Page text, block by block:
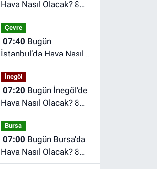
Hava Nasıl Olacak? 8
Ağustos Cumartesi
Ankara Hava Durumu
Çevre
07:40
İstanbul’da Hava Nasıl
Olacak? 8 Ağustos
Cumartesi İstanbul
Hava Durumu
İnegöl
07:20
Hava Nasıl Olacak? 8
Ağustos Cumartesi
İnegöl Hava Durumu
Bursa
07:00
Hava Nasıl Olacak? 8
Ağustos Cumartesi